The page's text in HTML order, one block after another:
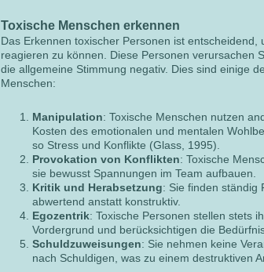
Toxische Menschen erkennen
Das Erkennen toxischer Personen ist entscheidend,
reagieren zu können. Diese Personen verursachen
die allgemeine Stimmung negativ. Dies sind einige
Menschen:
Manipulation: Toxische Menschen nutzen
Kosten des emotionalen und mentalen
so Stress und Konflikte (Glass, 1995).
Provokation von Konflikten: Toxische
sie bewusst Spannungen im Team aufbauen.
Kritik und Herabsetzung: Sie finden ständig
abwertend anstatt konstruktiv.
Egozentrik: Toxische Personen stellen stets
Vordergrund und berücksichtigen die
Schuldzuweisungen: Sie nehmen keine
nach Schuldigen, was zu einem destruktiven